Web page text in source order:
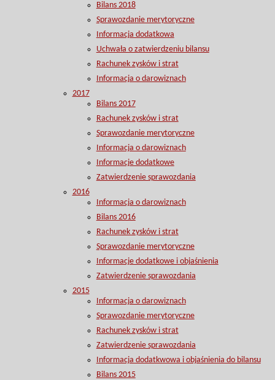
Bilans 2018
Sprawozdanie merytoryczne
Informacja dodatkowa
Uchwała o zatwierdzeniu bilansu
Rachunek zysków i strat
Informacja o darowiznach
2017
Bilans 2017
Rachunek zysków i strat
Sprawozdanie merytoryczne
Informacja o darowiznach
Informacje dodatkowe
Zatwierdzenie sprawozdania
2016
Informacja o darowiznach
Bilans 2016
Rachunek zysków i strat
Sprawozdanie merytoryczne
Informacje dodatkowe i objaśnienia
Zatwierdzenie sprawozdania
2015
Informacja o darowiznach
Sprawozdanie merytoryczne
Rachunek zysków i strat
Zatwierdzenie sprawozdania
Informacja dodatkwowa i objaśnienia do bilansu
Bilans 2015